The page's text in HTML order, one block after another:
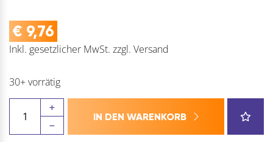
€ 9,76
Inkl. gesetzlicher MwSt. zzgl. Versand
30+ vorrätig
Kastenschloss
leichte
IN DEN WARENKORB